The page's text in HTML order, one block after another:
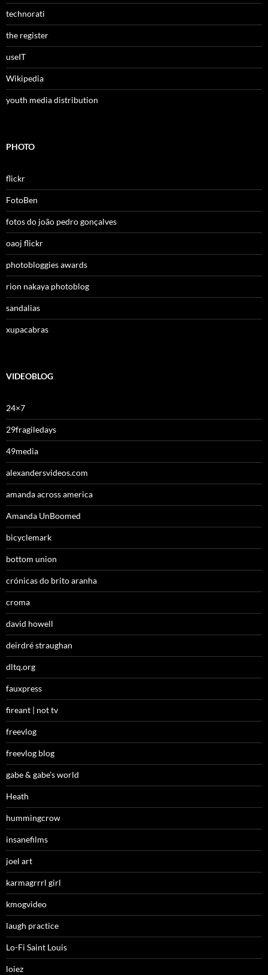
technorati
the register
useIT
Wikipedia
youth media distribution
PHOTO
flickr
FotoBen
fotos do joão pedro gonçalves
oaoj flickr
photobloggies awards
rion nakaya photoblog
sandalias
xupacabras
VIDEOBLOG
24×7
29fragiledays
49media
alexandersvideos.com
amanda across america
Amanda UnBoomed
bicyclemark
bottom union
crónicas do brito aranha
croma
david howell
deirdré straughan
dltq.org
fauxpress
fireant | not tv
freevlog
freevlog blog
gabe & gabe’s world
Heath
hummingcrow
insanefilms
joel art
karmagrrrl girl
kmogvideo
laugh practice
Lo-Fi Saint Louis
loiez